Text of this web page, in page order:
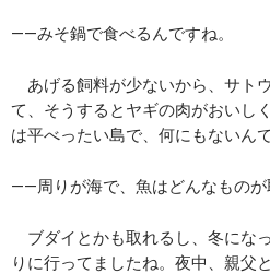
――みそ鍋で食べるんですね。
あげる飼料が少ないから、サト
て、そうするとヤギの肉がおいし
は平べったい島で、何にもないん
――周りが海で、魚はどんなものが
ブダイとかも取れるし、冬にな
りに行ってましたね。夜中、親父